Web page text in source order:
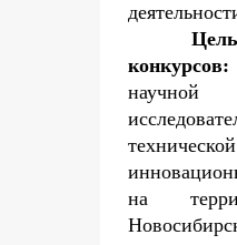
Цель
конкурсов:
на